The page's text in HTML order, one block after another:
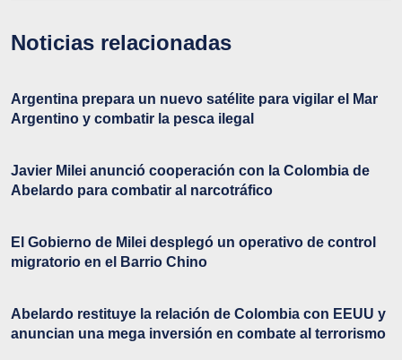
Noticias relacionadas
Argentina prepara un nuevo satélite para vigilar el Mar
Argentino y combatir la pesca ilegal
Javier Milei anunció cooperación con la Colombia de
Abelardo para combatir al narcotráfico
El Gobierno de Milei desplegó un operativo de control
migratorio en el Barrio Chino
Abelardo restituye la relación de Colombia con EEUU y
anuncian una mega inversión en combate al terrorismo